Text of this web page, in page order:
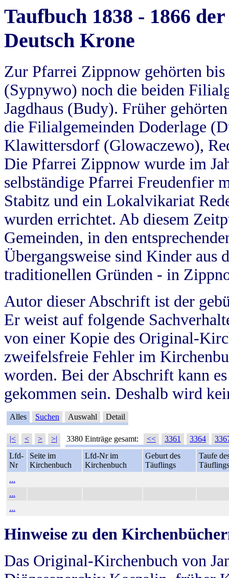
Taufbuch 1838 - 1866
Deutsch Krone
Zur Pfarrei Zippnow gehörten
(Sypnywo) noch die beiden
Jagdhaus (Budy). Früher
die Filialgemeinden Doderlage
Klawittersdorf (Glowaczewo),
Die Pfarrei Zippnow wurde im
selbständige Pfarrei Freudenfier
Stabitz und ein Lokalvikariat
wurden errichtet. Ab diesem
Gemeinden, in den
Übergangsweise sind Kinder aus
traditionellen Gründen - in
Autor dieser Abschrift ist der
Er weist auf folgende
von einer Kopie des Original-
zweifelsfreie Fehler im
worden. Bei der Abschrift kann
gekommen sein. Deshalb wird
Alles Suchen Auswahl Detail
|< < > >| 3380 Einträge gesamt: << 3361 3364
Lfd-
Nr
Seite im
Kirchenbuch
Lfd-Nr im
Kirchenbuch
Geburt des
Täuflings
Taufe
Täuflings
...
...
...
Hinweise zu den
Das Original-Kirchenbuch von